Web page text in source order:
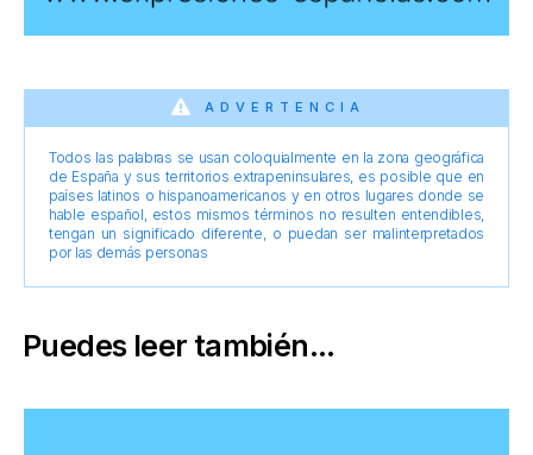
ADVERTENCIA
Todos las palabras se usan coloquialmente en la zona geográfica
de España y sus territorios extrapeninsulares, es posible que en
países latinos o hispanoamericanos y en otros lugares donde se
hable español, estos mismos términos no resulten entendibles,
tengan un significado diferente, o puedan ser malinterpretados
por las demás personas
Puedes leer también...